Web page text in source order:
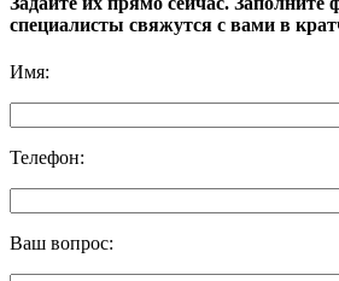
специалисты свяжутся с вами в
Имя:
Телефон:
Ваш вопрос: